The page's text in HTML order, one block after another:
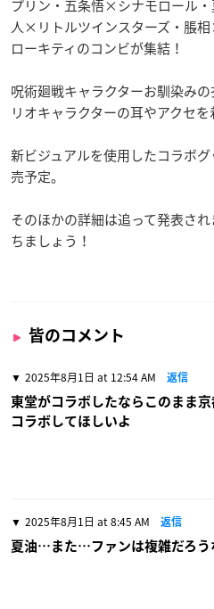
プリン・五条悟×シナモロール
人×リトルツインスターズ・脹
ローキティのコンビが集結！
呪術廻戦キャラクターお馴染み
リオキャラクターの耳やアクセを
新ビジュアルを使用したコラボ
売予定。
そのほかの詳細は追って発表さ
ちましょう！
皆のコメント
2025年8月1日 at 12:54 AM 返信
東堂がコラボしたならこのまま
コラボしてほしいよ
2025年8月1日 at 8:45 AM 返信
夏油…また…ファンは複雑だろ